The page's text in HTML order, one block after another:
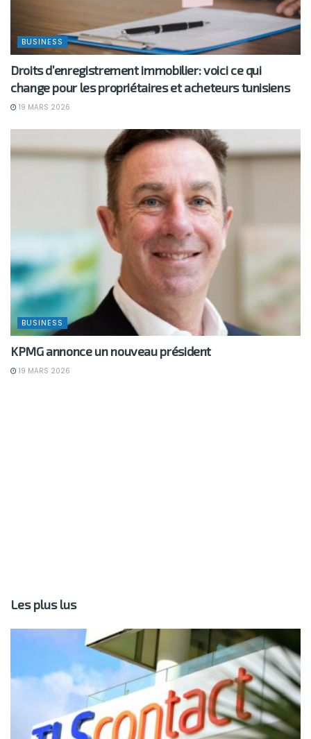
BUSINESS
Droits d’enregistrement immobilier: voici ce qui
change pour les propriétaires et acheteurs tunisiens
19 MARS 2026
BUSINESS
KPMG annonce un nouveau président
19 MARS 2026
Les plus lus